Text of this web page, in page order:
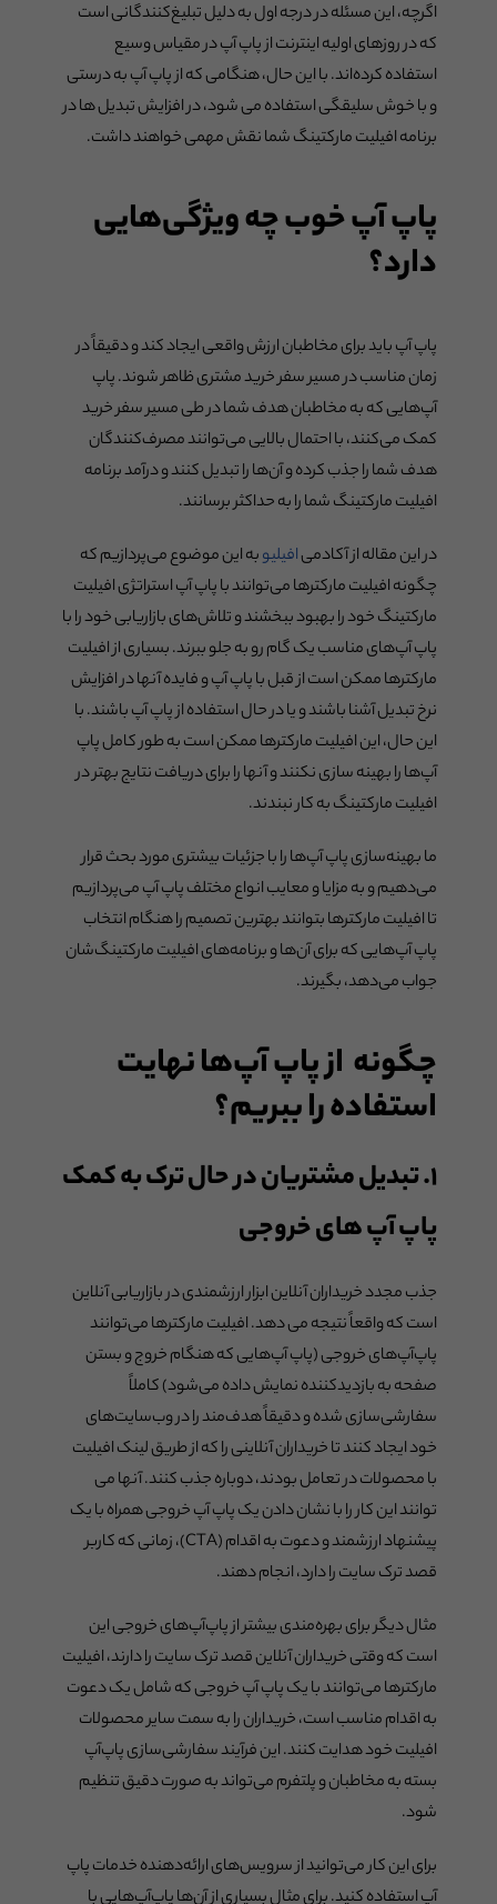
اگرچه، این مسئله در درجه اول به دلیل تبلیغ‌کنندگانی است
که در روزهای اولیه اینترنت از پاپ آپ در مقیاس وسیع
استفاده کرده‌اند. با این حال، هنگامی که از پاپ آپ به درستی
و با خوش سلیقگی استفاده می شود، در افزایش تبدیل ها در
برنامه افیلیت مارکتینگ شما نقش مهمی خواهند داشت.
پاپ آپ خوب چه ویژگی‌هایی
دارد؟
پاپ آپ باید برای مخاطبان ارزش واقعی ایجاد کند و دقیقاً در
زمان مناسب در مسیر سفر خرید مشتری ظاهر شوند. پاپ
آپ‌هایی که به مخاطبان هدف شما در طی مسیر سفر خرید
کمک می‌کنند، با احتمال بالایی می‌توانند مصرف‌کنندگان
هدف شما را جذب کرده و آن‌ها را تبدیل کنند و درآمد برنامه
افیلیت مارکتینگ شما را به حداکثر برسانند.
در این مقاله از آکادمیافیلیوبه این موضوع می‌پردازیم که
چگونه افیلیت مارکترها می‌توانند با پاپ آپ استراتژی افیلیت
مارکتینگ خود را بهبود ببخشند و تلاش‌های بازاریابی خود را با
پاپ‌ آپ‌های مناسب یک گام رو به جلو ببرند. بسیاری از افیلیت
مارکترها ممکن است از قبل با پاپ آپ و فایده آنها در افزایش
نرخ تبدیل آشنا باشند و یا در حال استفاده از پاپ آپ باشند. با
این حال، این افیلیت مارکترها ممکن است به طور کامل پاپ
آپ‌ها را بهینه سازی نکنند و آنها را برای دریافت نتایج بهتر در
افیلیت مارکتینگ به کار نبندند.
ما بهینه‌سازی پاپ آپ‌ها را با جزئیات بیشتری مورد بحث قرار
می‌دهیم و به مزایا و معایب انواع مختلف پاپ‌ آپ می‌پردازیم
تا افیلیت مارکترها بتوانند بهترین تصمیم را هنگام انتخاب
پاپ‌ آپ‌هایی که برای آن‌ها و برنامه‌های افیلیت مارکتینگ‌شان
جواب می‌دهد، بگیرند.
چگونه از پاپ آپ‌ها نهایت
استفاده را ببریم؟
۱. تبدیل مشتریان در حال ترک به کمک
پاپ آپ های خروجی
جذب مجدد خریداران آنلاین ابزار ارزشمندی در بازاریابی آنلاین
است که واقعاً نتیجه می دهد. افیلیت مارکترها می‌توانند
پاپ‌آپ‌های خروجی (پاپ آپ‌هایی که هنگام خروج و بستن
صفحه به بازدیدکننده نمایش داده می‌شود) کاملاً
سفارشی‌سازی شده و دقیقاً هدف‌مند را در وب‌سایت‌های
خود ایجاد کنند تا خریداران آنلاینی را که از طریق لینک افیلیت
با محصولات در تعامل بودند، دوباره جذب کنند. آنها می
توانند این کار را با نشان دادن یک پاپ آپ خروجی همراه با یک
پیشنهاد ارزشمند و دعوت به اقدام (CTA)، زمانی که کاربر
قصد ترک سایت را دارد، انجام دهند.
مثال دیگر برای بهره‌مندی بیشتر از پاپ‌آپ‌های خروجی این
است که وقتی خریداران آنلاین قصد ترک سایت را دارند، افیلیت
مارکترها می‌توانند با یک پاپ آپ خروجی که شامل یک دعوت
به اقدام مناسب است، خریداران را به سمت سایر محصولات
افیلیت خود هدایت کنند. این فرآیند سفارشی‌سازی پاپ‌آپ
بسته به مخاطبان و پلتفرم می‌تواند به صورت دقیق تنظیم
شود.
برای این کار می‌توانید از سرویس‌های ارائه‌دهنده خدمات پاپ
آپ استفاده کنید. برای مثال بسیاری از آن‌ها پاپ‌آپ‌هایی با